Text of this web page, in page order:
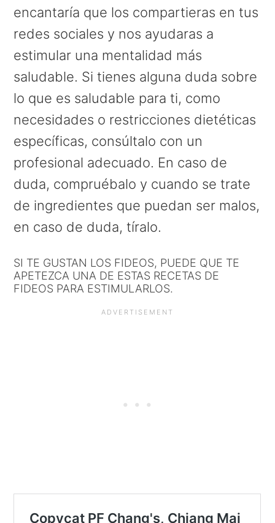
encantaría que los compartieras en tus
redes sociales y nos ayudaras a
estimular una mentalidad más
saludable. Si tienes alguna duda sobre
lo que es saludable para ti, como
necesidades o restricciones dietéticas
específicas, consúltalo con un
profesional adecuado. En caso de
duda, compruébalo y cuando se trate
de ingredientes que puedan ser malos,
en caso de duda, tíralo.
SI TE GUSTAN LOS FIDEOS, PUEDE QUE TE
APETEZCA UNA DE ESTAS RECETAS DE
FIDEOS PARA ESTIMULARLOS.